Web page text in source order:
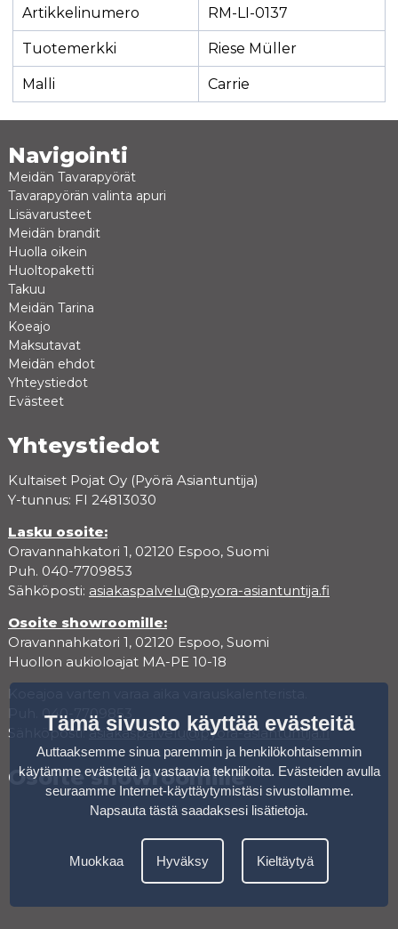
Artikkelinumero RM-LI-0137
Tuotemerkki Riese Müller
Malli Carrie
Navigointi
Meidän Tavarapyörät
Tavarapyörän valinta apuri
Lisävarusteet
Meidän brandit
Huolla oikein
Huoltopaketti
Takuu
Meidän Tarina
Koeajo
Maksutavat
Meidän ehdot
Yhteystiedot
Evästeet
Yhteystiedot
Kultaiset Pojat Oy (Pyörä Asiantuntija)
Y-tunnus: FI 24813030
Lasku osoite:
Oravannahkatori 1, 02120 Espoo, Suomi
Puh. 040-7709853
Sähköposti: asiakaspalvelu@pyora-asiantuntija.fi
Osoite showroomille:
Oravannahkatori 1, 02120 Espoo, Suomi
Huollon aukioloajat MA-PE 10-18
Puh. 040-7709853
Sähköposti:asiakaspalvelu@pyora-asiantuntija.fi
Osoite showroomille
Tämä sivusto käyttää evästeitä
Auttaaksemme sinua paremmin ja henkilökohtaisemmin
käytämme evästeitä ja vastaavia tekniikoita. Evästeiden avulla
seuraamme Internet-käyttäytymistäsi sivustollamme.
Napsauta tästä saadaksesi lisätietoja.
Muokkaa Hyväksy Kieltäytyä